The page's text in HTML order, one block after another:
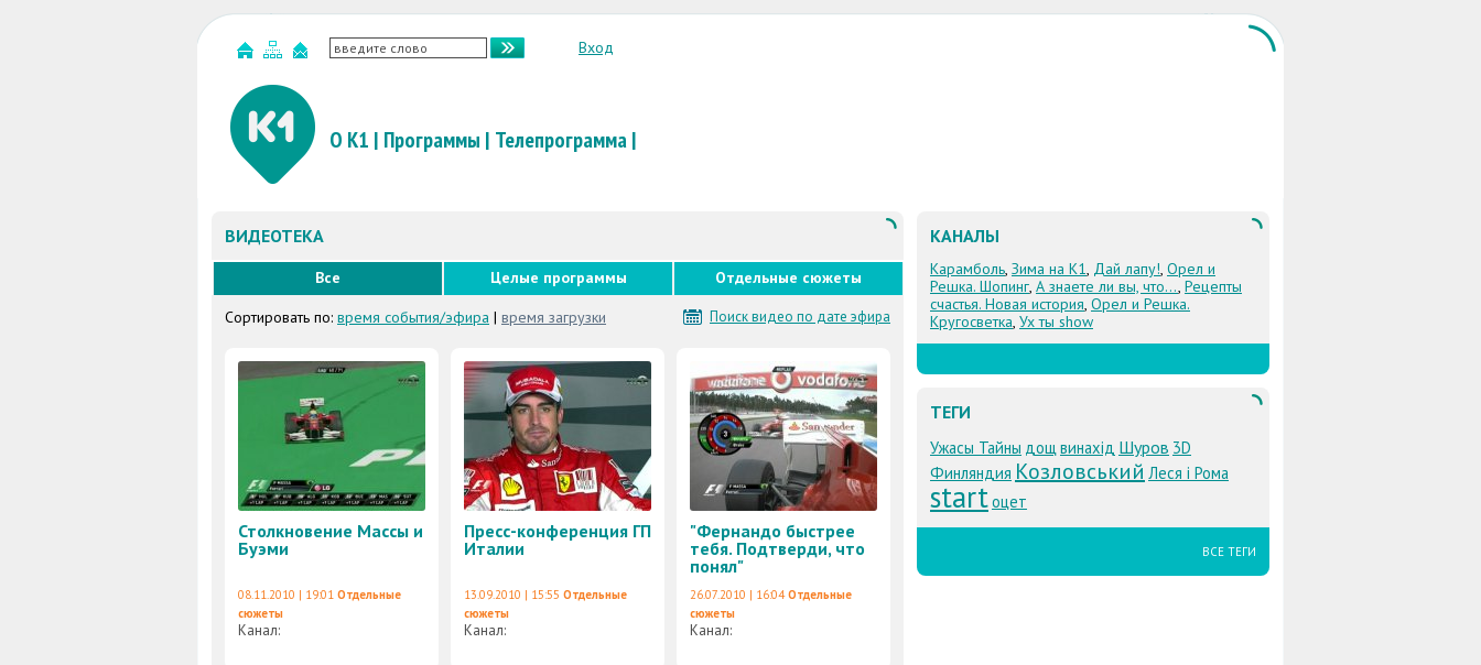
Вход
О К1 | Программы | Телепрограмма|
ВИДЕОТЕКА
Все Целые программы Отдельные сюжеты
Поиск видео по дате эфира
Сортировать по: время события/эфира | время загрузки
Столкновение Массы и
Буэми
08.11.2010 | 19:01 Отдельные
сюжеты
Канал:
Пресс-конференция ГП
Италии
13.09.2010 | 15:55 Отдельные
сюжеты
Канал:
"Фернандо быстрее
тебя. Подтверди, что
понял"
26.07.2010 | 16:04 Отдельные
сюжеты
Канал:
КАНАЛЫ
Карамболь, Зима на К1, Дай лапу!, Орел и
Решка. Шопинг, А знаете ли вы, что..., Рецепты
счастья. Новая история, Орел и Решка.
Кругосветка, Ух ты show
ТЕГИ
Ужасы Тайны дощвинахід Шуров 3D
Финляндия Козловський Леся і Рома
startоцет
ВСЕ ТЕГИ